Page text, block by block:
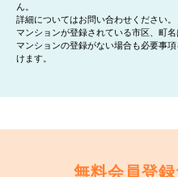
ん。
詳細についてはお問い合わせください。
マンションが登録されている市区、町名
マンションの登録がない場合も必要事
けます。
無料会員登録